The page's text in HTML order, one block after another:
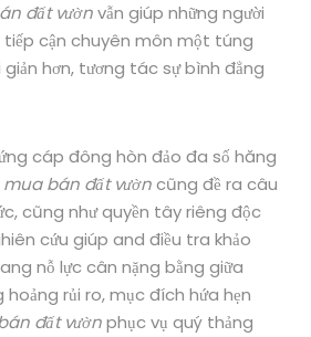
đất vườnvẫn giúp những người
cận chuyên môn một túng
hơn, tương tác sự bình đẳng
cáp đông hòn đảo đa số hăng
mua bán đất vườncũng đề ra câu
cũng như quyền tây riêng độc
cứu giúp and điều tra khảo
nỗ lực cân nặng bằng giữa
hoảng rủi ro, mục đích hứa hẹn
đất vườnphục vụ quý thảng